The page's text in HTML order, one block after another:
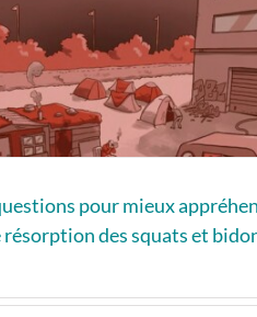
pour mieux
des squats et